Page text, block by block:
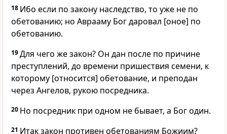
18 Ибо если по закону наследство, то уже не по
обетованию; но Аврааму Бог даровал [оное] по
обетованию.
19Для чего же закон? Он дан после по причине
преступлений, до времени пришествия семени, к
которому [относится] обетование, и преподан
через Ангелов, рукою посредника.
20 Но посредник при одном не бывает, а Бог один.
21 Итак закон противен обетованиям Божиим?